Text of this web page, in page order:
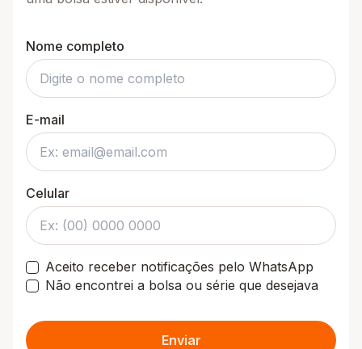
Nome completo
E-mail
Celular
Aceito receber notificações pelo WhatsApp
Não encontrei a bolsa ou série que desejava
Enviar